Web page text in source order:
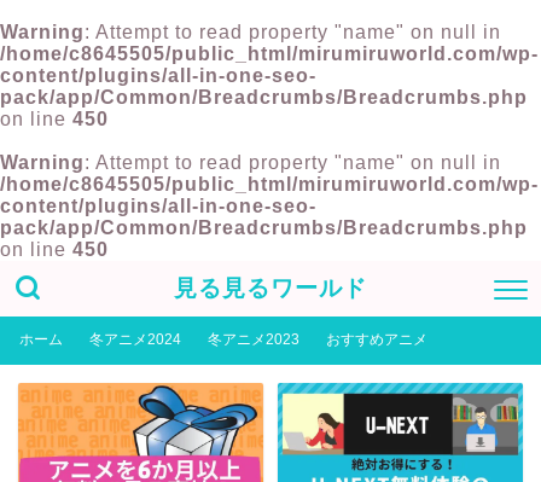
Warning: Attempt to read property "name" on null in
/home/c8645505/public_html/mirumiruworld.com/wp-
content/plugins/all-in-one-seo-
pack/app/Common/Breadcrumbs/Breadcrumbs.php
on line 450
Warning: Attempt to read property "name" on null in
/home/c8645505/public_html/mirumiruworld.com/wp-
content/plugins/all-in-one-seo-
pack/app/Common/Breadcrumbs/Breadcrumbs.php
on line 450
見る見るワールド
ホーム 冬アニメ2024 冬アニメ2023 おすすめアニメ